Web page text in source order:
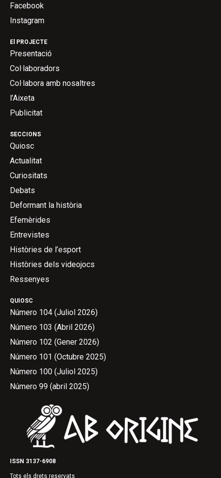
ISSN 3137-6908
Tots els drets reservats
QUIOSC
Número 104 (Juliol 2026)
Número 103 (Abril 2026)
Número 102 (Gener 2026)
Número 101 (Octubre 2025)
Número 100 (Juliol 2025)
Número 99 (abril 2025)
SECCIONS
Quiosc
Actualitat
Curiositats
Debats
Deformant la història
Efemèrides
Entrevistes
Històries de l’esport
Històries dels videojocs
Ressenyes
El PROJECTE
Presentació
Col·laboradors
Col·labora amb nosaltres
l’Aixeta
Publicitat
Facebook
Instagram